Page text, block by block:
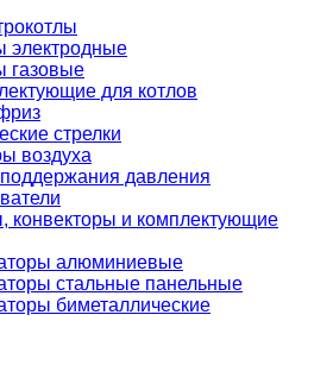
электродные
газовые
для котлов
стрелки
воздуха
давления
конвекторы и комплектующие
алюминиевые
стальные панельные
биметаллические